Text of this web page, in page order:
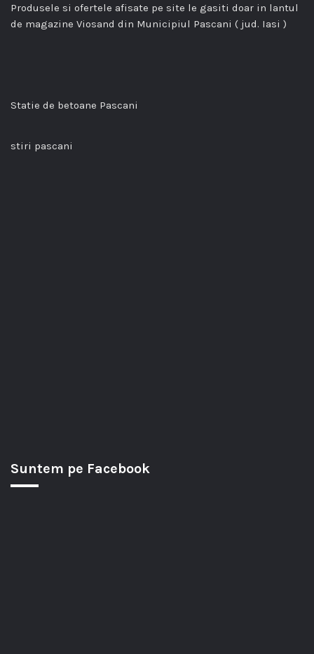
Produsele si ofertele afisate pe site le gasiti doar in lantul
de magazine Viosand din Municipiul Pascani ( jud. Iasi )
Statie de betoane Pascani
stiri pascani
Suntem pe Facebook